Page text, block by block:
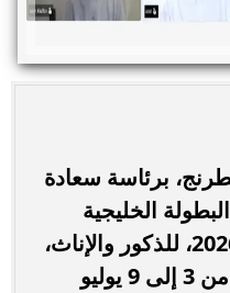
برئاسة سعادة
الخليجية
الفردية للناشئين كلاسيك 2026، للذكور والإناث،
بإمارة عجمان خلال الفترة من 3 إلى 9 يوليو